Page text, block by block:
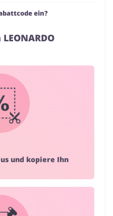
ein?
und kopiere Ihn